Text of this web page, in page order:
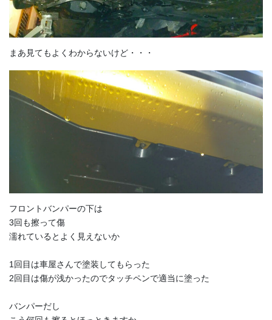
まあ見てもよくわからないけど・・・
フロントバンパーの下は
3回も擦って傷
濡れているとよく見えないか
1回目は車屋さんで塗装してもらった
2回目は傷が浅かったのでタッチペンで適当に塗った
バンパーだし